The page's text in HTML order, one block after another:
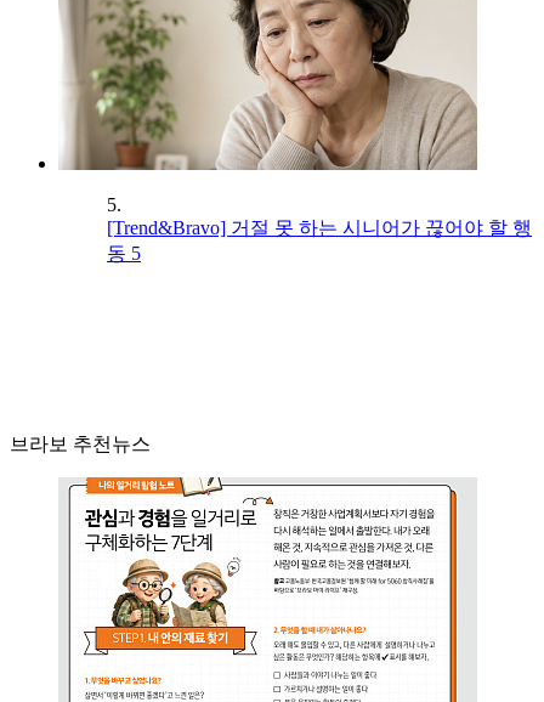
5.
[Trend&Bravo] 거절 못 하는 시니어가 끊어야 할 행
동 5
브라보 추천뉴스